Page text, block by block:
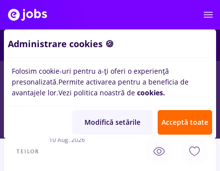
Remote (de acasă) București Cluj-Napoca
10 Aug. 2026
Administrare cookies 🍪
Folosim cookie-uri pentru a-ți oferi o experiență
presonalizată.Permite activarea pentru a beneficia de
avantajele lor.Vezi politica noastră de cookies.
Modifică setările Acceptă toate